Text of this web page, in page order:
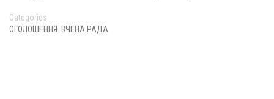
Categories
ОГОЛОШЕННЯ. ВЧЕНА РАДА